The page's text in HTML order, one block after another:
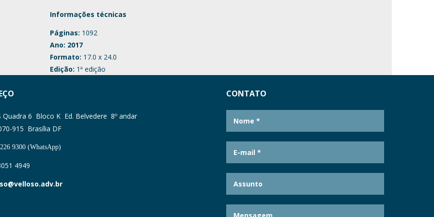
Informações técnicas
Páginas: 1092
Ano: 2017
Formato: 17.0 x 24.0
Edição: 1ª edição
Quadra 6 Bloco K Ed. Belvedere 8º andar
915 Brasília DF
9300 (WhatsApp)
4949
CONTATO